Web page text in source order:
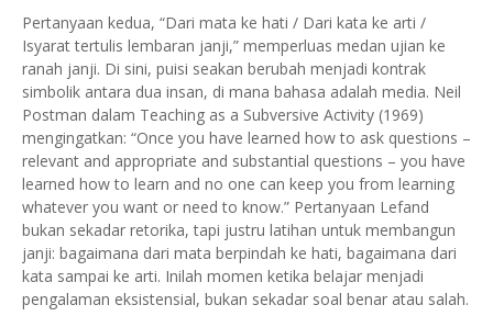
Pertanyaan kedua, “Dari mata ke hati / Dari kata ke arti /
Isyarat tertulis lembaran janji,” memperluas medan ujian ke
ranah janji. Di sini, puisi seakan berubah menjadi kontrak
simbolik antara dua insan, di mana bahasa adalah media. Neil
Postman dalam Teaching as a Subversive Activity (1969)
mengingatkan: “Once you have learned how to ask questions –
relevant and appropriate and substantial questions – you have
learned how to learn and no one can keep you from learning
whatever you want or need to know.” Pertanyaan Lefand
bukan sekadar retorika, tapi justru latihan untuk membangun
janji: bagaimana dari mata berpindah ke hati, bagaimana dari
kata sampai ke arti. Inilah momen ketika belajar menjadi
pengalaman eksistensial, bukan sekadar soal benar atau salah.